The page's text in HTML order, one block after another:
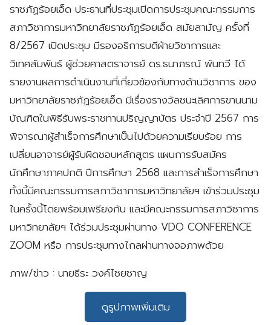
ราชภัฏร้อยเอ็ด ประธานที่ประชุมเปิดการประชุมคณะกรรมการ
สภาวิชาการมหาวิทยาลัยราชภัฏร้อยเอ็ด สมัยสามัญ ครั้งที่
8/2567 เปิดประชุม มีรองอธิการบดีฝ่ายวิชาการและ
วิเทศสัมพันธ์ ผู้ช่วยศาสตราจารย์ ดร.ธนาภรณ์ พันทวี ได้
รายงานผลการดำเนินงานที่เกี่ยวข้องกับทางด้านวิชาการ ของ
มหาวิทยาลัยราชภัฏร้อยเอ็ด มีเรื่องรางวัลชนะเลิศการขานนาม
บัณฑิตในพิธีรับพระราชทานปริญญาบัตร ประจำปี 2567 การ
พิจารณาผู้สำเร็จการศึกษาเป็นไปด้วยความเรียบร้อย การ
เปลี่ยนอาจารย์ผู้รับผิดชอบหลักสูตร แผนการรับสมัคร
นักศึกษาภาคปกติ ปีการศึกษา 2568 และการสำเร็จการศึกษา
ทั้งนี้มีคณะกรรมการสภาวิชาการมหาวิทยาลัยฯ เข้าร่วมประชุม
ในครั้งนี้โดยพร้อมเพรียงกัน และมีคณะกรรมการสภาวิชาการ
มหาวิทยาลัยฯ ได้ร่วมประชุมผ่านทาง VDO CONFERENCE
ZOOM หรือ การประชุมทางไกลผ่านทางจอภาพด้วย
ภาพ/ข่าว : นายธีระ วงค์ไชยชาญ
ดูรูปภาพเพิ่มเติม